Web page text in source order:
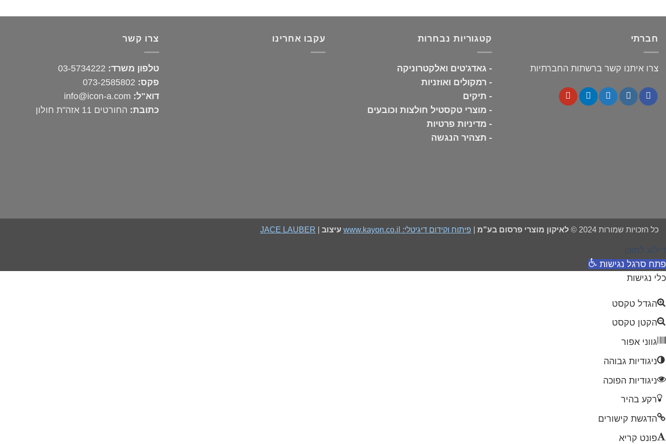
חברתי
צרו איתנו קשר ברשתות החברתיות
קטגוריות נבחרות
- גאדג'טים ואלקטרוניקה
- רמקולים ואוזניות
- תיקים
- מוצרי טקסטיל חולצות וכובעים
- מדיניות פרטיות
- תצהיר הנגשה
עקבו אחרינו צרו קשר
טלפון משרד: 03-5734222
פקס: 073-2585802
דוא"ל: info@icon-a.com
כתובת: החורטים 11 אזה"ת חולון
כל הזכויות שמורות 2024 © לאיקון מוצרי פרסום בע"מ פיתוח וקידום דיגיטלי: www.kayon.co.il עיצוב JACE LAUBER
דילוג לתוכן
פתח סרגל נגישות
כלי נגישות
הגדל טקסט
הקטן טקסט
גווני אפור
ניגודיות גבוהה
ניגודיות הפוכה
רקע בהיר
הדגשת קישורים
פונט קריא